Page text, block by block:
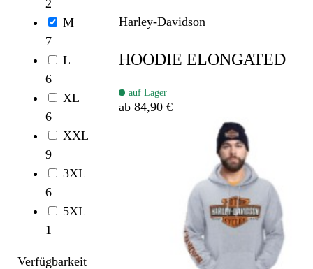
2
M
7
L
6
XL
6
XXL
9
3XL
6
5XL
1
Verfügbarkeit
Harley-Davidson
HOODIE ELONGATED
auf Lager
ab 84,90 €